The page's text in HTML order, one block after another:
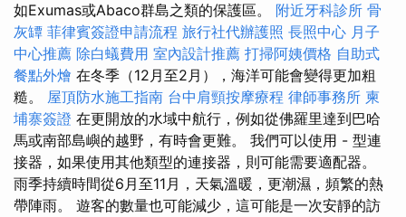
如Exumas或Abaco群島之類的保護區。 附近牙科診所 骨
灰罈 菲律賓簽證申請流程 旅行社代辦護照 長照中心 月子
中心推薦 除白蟻費用 室內設計推薦 打掃阿姨價格 自助式
餐點外燴 在冬季（12月至2月），海洋可能會變得更加粗
糙。 屋頂防水施工指南 台中肩頸按摩療程 律師事務所 柬
埔寨簽證 在更開放的水域中航行，例如從佛羅里達到巴哈
馬或南部島嶼的越野，有時會更難。 我們可以使用 - 型連
接器，如果使用其他類型的連接器，則可能需要適配器。
雨季持續時間從6月至11月，天氣溫暖，更潮濕，頻繁的熱
帶陣雨。 遊客的數量也可能減少，這可能是一次安靜的訪